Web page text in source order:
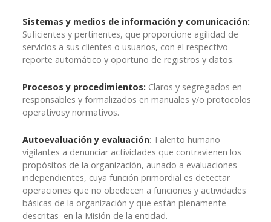
Sistemas y medios de información y comunicación:
Suficientes y pertinentes, que proporcione agilidad de
servicios a sus clientes o usuarios, con el respectivo
reporte automático y oportuno de registros y datos.
Procesos y procedimientos: Claros y segregados en
responsables y formalizados en manuales y/o protocolos
operativosy normativos.
Autoevaluación y evaluación: Talento humano
vigilantes a denunciar actividades que contravienen los
propósitos de la organización, aunado a evaluaciones
independientes, cuya función primordial es detectar
operaciones que no obedecen a funciones y actividades
básicas de la organización y que están plenamente
descritas en la Misión de la entidad.